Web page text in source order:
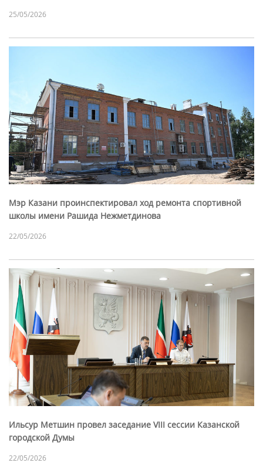
25/05/2026
Мэр Казани проинспектировал ход ремонта спортивной
школы имени Рашида Нежметдинова
22/05/2026
Ильсур Метшин провел заседание VIII сессии Казанской
городской Думы
22/05/2026